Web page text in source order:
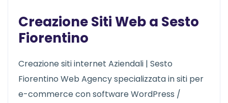
Creazione Siti Web a Sesto
Fiorentino
Creazione siti internet Aziendali | Sesto
Fiorentino Web Agency specializzata in siti per
e-commerce con software WordPress /